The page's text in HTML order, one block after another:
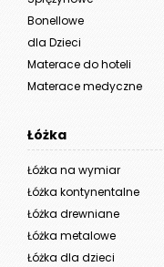
Bonellowe
dla Dzieci
Materace do hoteli
Materace medyczne
Łóżka
Łóżka na wymiar
Łóżka kontynentalne
Łóżka drewniane
Łóżka metalowe
Łóżka dla dzieci